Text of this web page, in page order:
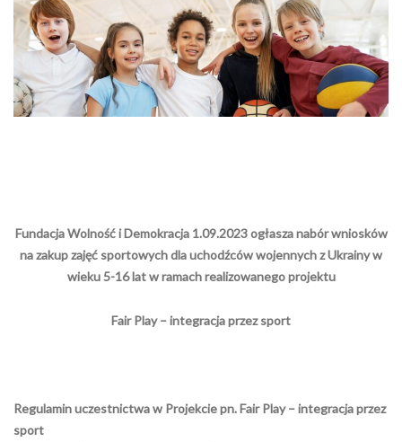
Fundacja Wolność i Demokracja 1.09.2023 ogłasza nabór wniosków
na zakup zajęć sportowych dla uchodźców wojennych z Ukrainy w
wieku 5-16 lat w ramach realizowanego projektu
Fair Play – integracja przez sport
Regulamin uczestnictwa w Projekcie pn. Fair Play – integracja przez
sport